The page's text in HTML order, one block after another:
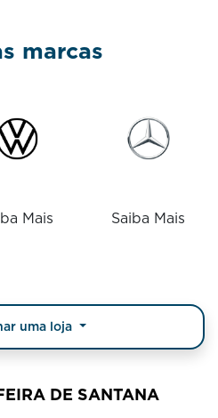
marcas
Mais Saiba Mais
uma loja
DE SANTANA